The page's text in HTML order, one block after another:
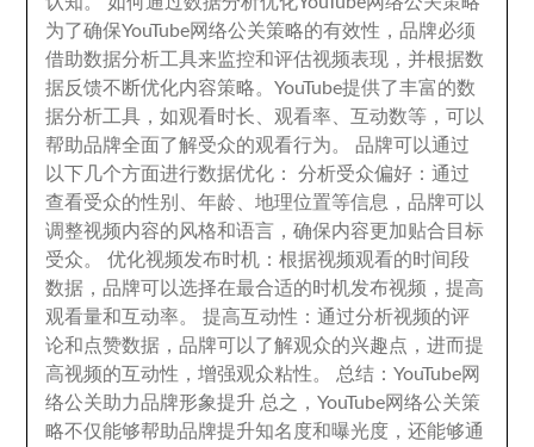
为了确保YouTube网络公关策略的有效性 ，品牌必须
借助数据分析工具来监控和评估视频表现 ， 并根据数
据反馈不断优化内容策略。YouTube提供了丰富的数
据分析工具 ，如观看时长 观看率 互动数等 ， 可以
帮助品牌全面了解受众的观看行为。品牌可以通过
以下几个方面进行数据优化 ：分析受众偏好 ：通过
查看受众的性别
、年龄 、地理位置等信息 ，品牌可以
调整视频内容的风格和语言 ，确保内容更加贴合目标
受众。优化视频发布时机 ：根据视频观看的时间段
数据 ，品牌可以选择在最合适的时机发布视频 ，提高
观看量和互动率。提高互动性 ：通过分析视频的评
论和点赞数据 ，品牌可以了解观众的兴趣点 ，进而提
高视频的互动性 ，增强观众粘性。 总结 ：YouTube网
络公关助力品牌形象提升 总之 ，YouTube网络公关策
略不仅能够帮助品牌提升知名度和曝光度 ，还能够通